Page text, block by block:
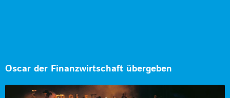
Oscar der Finanzwirtschaft übergeben